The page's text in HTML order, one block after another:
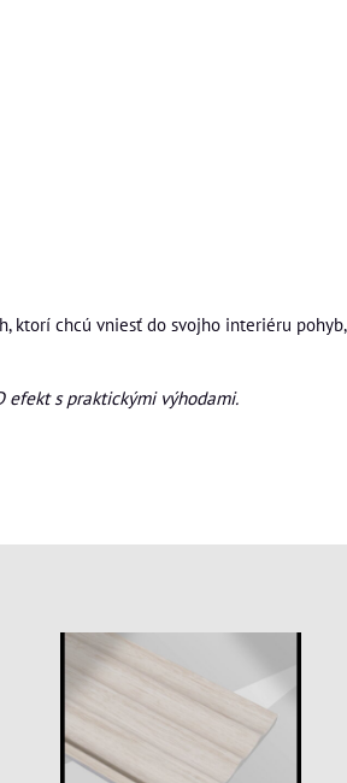
ktorí chcú vniesť do svojho interiéru pohyb,
s praktickými výhodami.